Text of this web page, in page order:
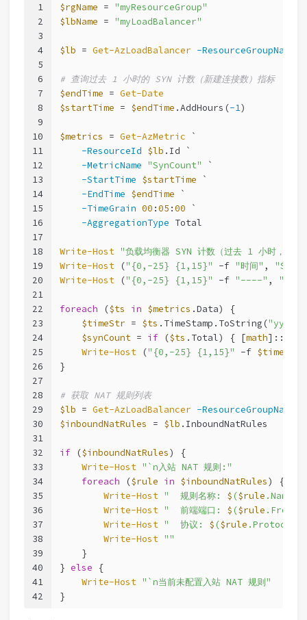
1
2
3
4
5
6
7
8
9
10
11
12
13
14
15
16
17
18
19
20
21
22
23
24
25
26
27
28
29
30
31
32
33
34
35
36
37
38
39
40
41
42
$rgName = "myResourceGroup"
$lbName = "myLoadBalancer"
$lb = Get-AzLoadBalancer -ResourceGroupName
# 查询过去 1 小时的 SYN 计数（新建连接数）指标
$endTime = Get-Date
$startTime = $endTime .AddHours(-1)
$metrics = Get-AzMetric `
-ResourceId $lb .Id `
-MetricName "SynCount" `
-StartTime $startTime `
-EndTime $endTime `
-TimeGrain 00 :05 :00 `
-AggregationType Total
Write-Host "负载均衡器 SYN 计数（过去 1 小时，每
Write-Host ("{0,-25} {1,15}" -f "时间" , "SYN
Write-Host ("{0,-25} {1,15}" -f "----" ,
foreach ($ts in $metrics .Data) {
$timeStr = $ts .TimeStamp.ToString("yyyy-
$synCount = if ($ts .Total) { [math
Write-Host ("{0,-25} {1,15}" -f $timeStr
}
# 获取 NAT 规则列表
$lb = Get-AzLoadBalancer -ResourceGroupName
$inboundNatRules = $lb .InboundNatRules
if ($inboundNatRules) {
Write-Host "`n入站 NAT 规则:"
foreach ($rule in $inboundNatRules) {
Write-Host "  规则名称: $ ($rule .Name)"
Write-Host "  前端端口: $ ($rule
Write-Host "  协议: $ ($rule .Protocol)"
Write-Host ""
    }
} else {
Write-Host "`n当前未配置入站 NAT 规则"
}